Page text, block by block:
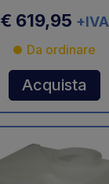
€ 619,95 +IVA
Da ordinare
Acquista